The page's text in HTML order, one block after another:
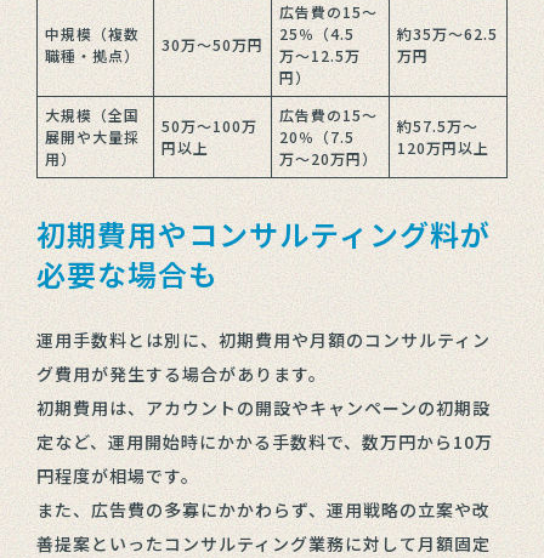
中規模（複数
職種・拠点）
30万〜50万円
広告費の15〜
25％（4.5
万〜12.5万
円）
約35万〜62.5
万円
大規模（全国
展開や大量採
用）
50万〜100万
円以上
広告費の15〜
20％（7.5
万〜20万円）
約57.5万〜
120万円以上
初期費用やコンサルティング料が
必要な場合も
運用手数料とは別に、初期費用や月額のコンサルティン
グ費用が発生する場合があります。
初期費用は、アカウントの開設やキャンペーンの初期設
定など、運用開始時にかかる手数料で、数万円から10万
円程度が相場です。
また、広告費の多寡にかかわらず、運用戦略の立案や改
善提案といったコンサルティング業務に対して月額固定